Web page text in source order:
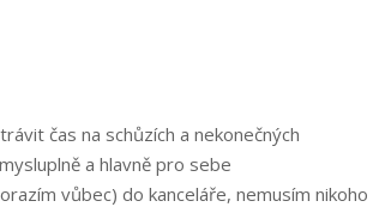
čas na schůzích a nekonečných
a hlavně pro sebe
vůbec) do kanceláře, nemusím nikoho